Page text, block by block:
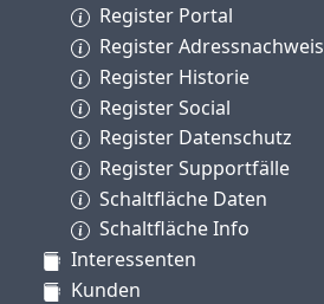
Register Portal
Register Adressnachweis
Register Historie
Register Social
Register Datenschutz
Register Supportfälle
Schaltfläche Daten
Schaltfläche Info
Interessenten
Kunden